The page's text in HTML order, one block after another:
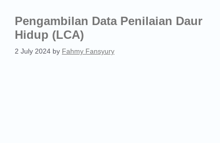
Pengambilan Data Penilaian Daur
Hidup (LCA)
2 July 2024 by Fahmy Fansyury